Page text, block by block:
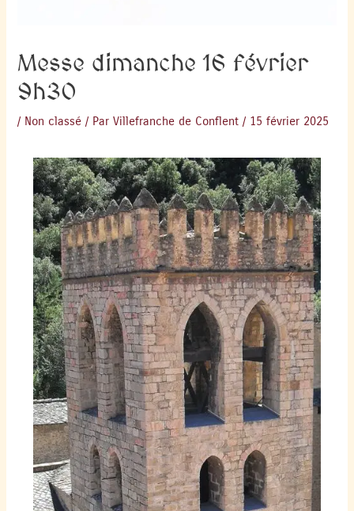
Messe dimanche 16 février
9h30
/ Non classé / ParVillefranche de Conflent / 15 février 2025